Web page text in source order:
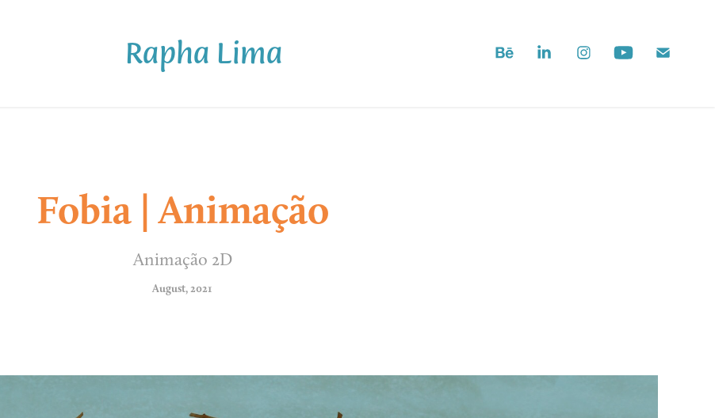
Rapha Lima
Fobia | Animação
Animação 2D
August, 2021